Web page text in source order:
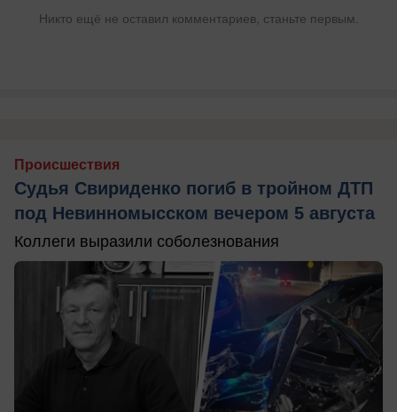
Никто ещё не оставил комментариев, станьте первым.
Происшествия
Судья Свириденко погиб в тройном ДТП
под Невинномысском вечером 5 августа
Коллеги выразили соболезнования